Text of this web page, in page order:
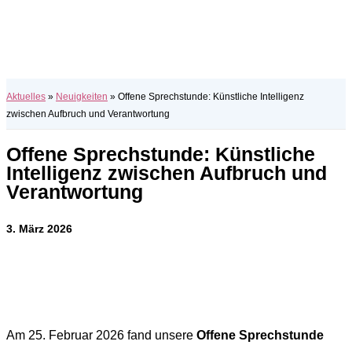
Aktuelles » Neuigkeiten » Offene Sprechstunde: Künstliche Intelligenz
zwischen Aufbruch und Verantwortung
Offene Sprechstunde: Künstliche
Intelligenz zwischen Aufbruch und
Verantwortung
3. März 2026
Am 25. Febru­ar 2026 fand unse­re Offe­ne Sprech­stun­de